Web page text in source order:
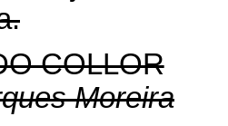
COLLOR
Moreira